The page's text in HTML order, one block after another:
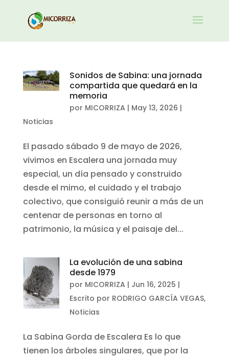
Sonidos de Sabina: una jornada
compartida que quedará en la
memoria
por MICORRIZA | May 13, 2026 |
Noticias
El pasado sábado 9 de mayo de 2026,
vivimos en Escalera una jornada muy
especial, un día pensado y construido
desde el mimo, el cuidado y el trabajo
colectivo, que consiguió reunir a más de un
centenar de personas en torno al
patrimonio, la música y el paisaje del...
La evolución de una sabina
desde 1979
por MICORRIZA | Jun 16, 2025 |
Escrito por RODRIGO GARCÍA VEGAS,
Noticias
La Sabina Gorda de Escalera Es lo que
tienen los árboles singulares, que por la